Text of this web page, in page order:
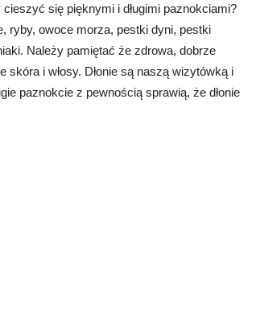
się pięknymi i długimi paznokciami?
ryby, owoce morza, pestki dyni, pestki
Należy pamiętać że zdrowa, dobrze
i włosy. Dłonie są naszą wizytówką i
paznokcie z pewnością sprawią, że dłonie